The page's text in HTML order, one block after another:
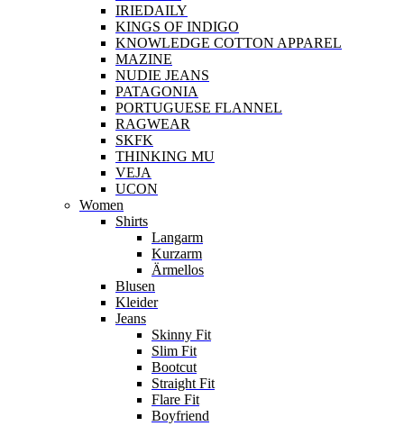
IRIEDAILY
KINGS OF INDIGO
KNOWLEDGE COTTON APPAREL
MAZINE
NUDIE JEANS
PATAGONIA
PORTUGUESE FLANNEL
RAGWEAR
SKFK
THINKING MU
VEJA
UCON
Women
Shirts
Langarm
Kurzarm
Ärmellos
Blusen
Kleider
Jeans
Skinny Fit
Slim Fit
Bootcut
Straight Fit
Flare Fit
Boyfriend